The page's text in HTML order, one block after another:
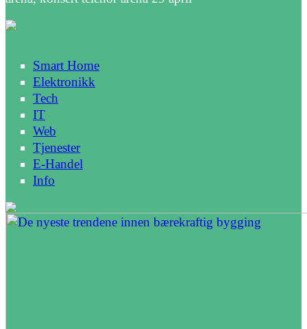
Smart Home
Elektronikk
Tech
IT
Web
Tjenester
E-Handel
Info